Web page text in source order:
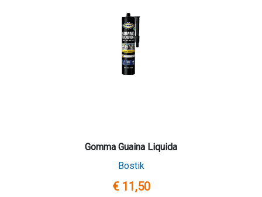
Gomma Guaina Liquida
Bostik
€ 11,50